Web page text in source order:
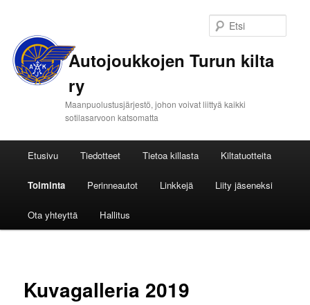
Autojoukkojen Turun kilta
ry
Maanpuolustusjärjestö, johon voivat liittyä kaikki
sotilasarvoon katsomatta
Siirry
sisältöön
Etusivu Tiedotteet Tietoa killasta Kiltatuotteita
Toiminta Perinneautot Linkkejä Liity jäseneksi
Ota yhteyttä Hallitus
Kuvagalleria 2019